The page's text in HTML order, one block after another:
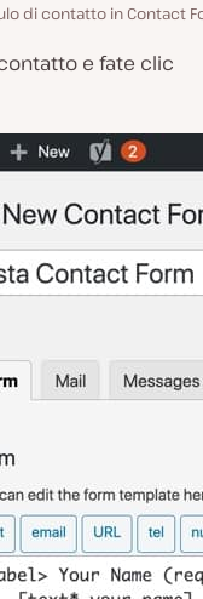
di contatto in Contact
e fate clic